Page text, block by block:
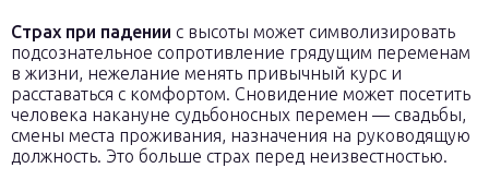
Страх при падении с высоты может символизировать
подсознательное сопротивление грядущим переменам
в жизни, нежелание менять привычный курс и
расставаться с комфортом. Сновидение может посетить
человека накануне судьбоносных перемен — свадьбы,
смены места проживания, назначения на руководящую
должность. Это больше страх перед неизвестностью.